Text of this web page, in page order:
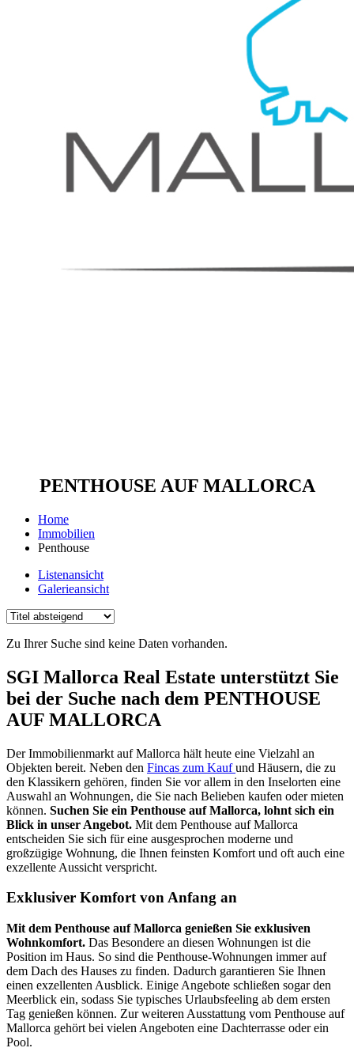
PENTHOUSE AUF MALLORCA
Home
Immobilien
Penthouse
Listenansicht
Galerieansicht
Zu Ihrer Suche sind keine Daten vorhanden.
SGI Mallorca Real Estate unterstützt Sie
bei der Suche nach dem PENTHOUSE
AUF MALLORCA
Der Immobilienmarkt auf Mallorca hält heute eine Vielzahl an
Objekten bereit. Neben den Fincas zum Kaufund Häusern, die zu
den Klassikern gehören, finden Sie vor allem in den Inselorten eine
Auswahl an Wohnungen, die Sie nach Belieben kaufen oder mieten
können. Suchen Sie ein Penthouse auf Mallorca, lohnt sich ein
Blick in unser Angebot. Mit dem Penthouse auf Mallorca
entscheiden Sie sich für eine ausgesprochen moderne und
großzügige Wohnung, die Ihnen feinsten Komfort und oft auch eine
exzellente Aussicht verspricht.
Exklusiver Komfort von Anfang an
Mit dem Penthouse auf Mallorca genießen Sie exklusiven
Wohnkomfort. Das Besondere an diesen Wohnungen ist die
Position im Haus. So sind die Penthouse-Wohnungen immer auf
dem Dach des Hauses zu finden. Dadurch garantieren Sie Ihnen
einen exzellenten Ausblick. Einige Angebote schließen sogar den
Meerblick ein, sodass Sie typisches Urlaubsfeeling ab dem ersten
Tag genießen können. Zur weiteren Ausstattung vom Penthouse auf
Mallorca gehört bei vielen Angeboten eine Dachterrasse oder ein
Pool.